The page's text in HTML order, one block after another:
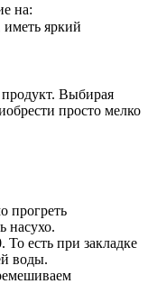
на:
яркий
продукт. Выбирая
просто мелко
прогреть
насухо.
То есть при закладке
воды.